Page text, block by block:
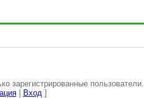
зарегистрированные пользователи.
| Вход]